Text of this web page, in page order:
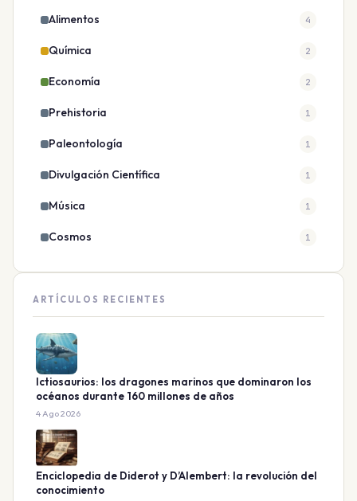
Alimentos 4
Química 2
Economía 2
Prehistoria 1
Paleontología 1
Divulgación Científica 1
Música 1
Cosmos 1
ARTÍCULOS RECIENTES
Ictiosaurios: los dragones marinos que dominaron los
océanos durante 160 millones de años
4 Ago 2026
Enciclopedia de Diderot y D’Alembert: la revolución del
conocimiento